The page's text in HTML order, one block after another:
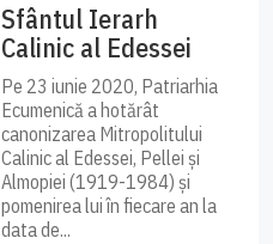
Sfântul Ierarh
Calinic al Edessei
Pe 23 iunie 2020, Patriarhia
Ecumenică a hotărât
canonizarea Mitropolitului
Calinic al Edessei, Pellei și
Almopiei (1919-1984) și
pomenirea lui în fiecare an la
data de...